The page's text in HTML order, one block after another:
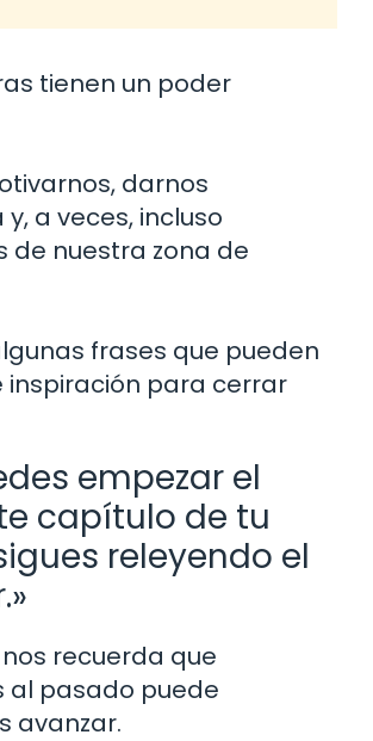
tienen un poder
darnos
a veces, incluso
de nuestra zona de
frases que pueden
inspiración para cerrar
empezar el
capítulo de tu
releyendo el
recuerda que
al pasado puede
avanzar.